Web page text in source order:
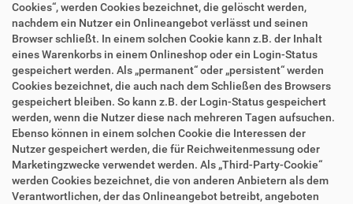
Cookies“, werden Cookies bezeichnet, die gelöscht werden,
nachdem ein Nutzer ein Onlineangebot verlässt und seinen
Browser schließt. In einem solchen Cookie kann z.B. der Inhalt
eines Warenkorbs in einem Onlineshop oder ein Login-Status
gespeichert werden. Als „permanent“ oder „persistent“ werden
Cookies bezeichnet, die auch nach dem Schließen des Browsers
gespeichert bleiben. So kann z.B. der Login-Status gespeichert
werden, wenn die Nutzer diese nach mehreren Tagen aufsuchen.
Ebenso können in einem solchen Cookie die Interessen der
Nutzer gespeichert werden, die für Reichweitenmessung oder
Marketingzwecke verwendet werden. Als „Third-Party-Cookie“
werden Cookies bezeichnet, die von anderen Anbietern als dem
Verantwortlichen, der das Onlineangebot betreibt, angeboten